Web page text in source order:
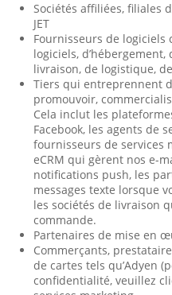
Sociétés affiliées, filiales
JET
Fournisseurs de logiciels
logiciels, d’hébergement,
livraison, de logistique,
Tiers qui entreprennent
promouvoir,
Cela inclut les
Facebook, les agents de
fournisseurs de services
eCRM qui gèrent nos e-
notifications push, les
messages texte lorsque
les sociétés de livraison
commande.
Partenaires de mise en
Commerçants,
de cartes tels qu’Adyen
confidentialité, veuillez